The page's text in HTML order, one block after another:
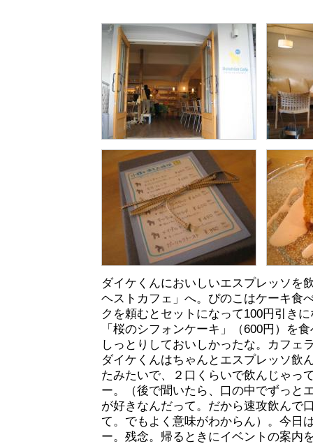
ダイケくんにおいしいエスプレッソを
ヘストカフェ」へ。ぴのこはケーキ食
クを頼むとセットになって100円引き
「桜のシフォンケーキ」（600円）を
しっとりしておいしかったな。カフェ
ダイケくんはちゃんとエスプレッソ飲
たみたいで、２口くらいで飲んじゃっ
ー。（後で聞いたら、口の中でずっと
が好きなんだって。だから速攻飲んで
て。でもよく意味がわからん）。今日
ー。残念。帰るときにイベントの案内